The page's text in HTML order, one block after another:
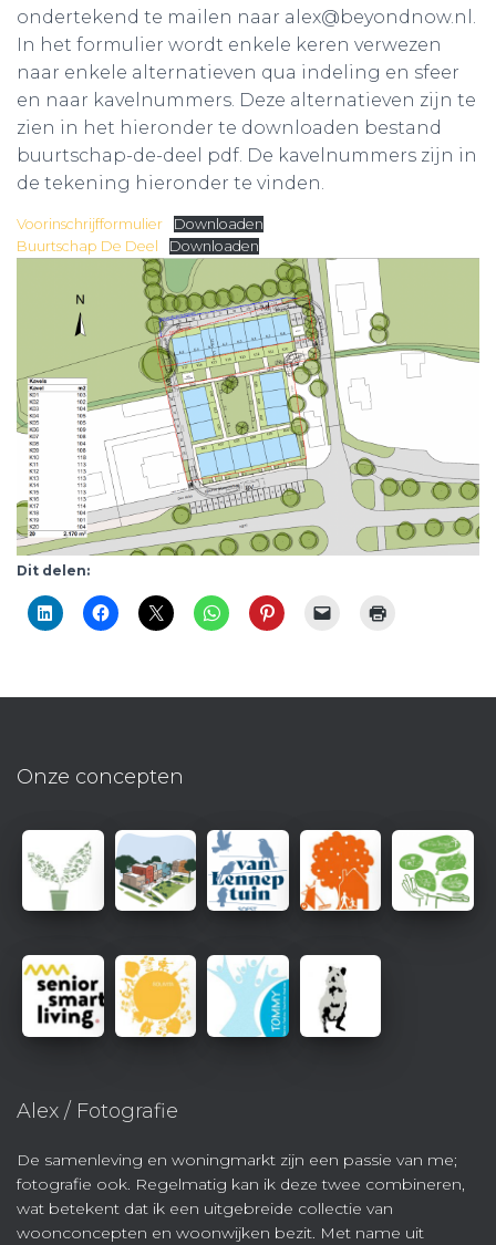
ondertekend te mailen naar alex@beyondnow.nl.
In het formulier wordt enkele keren verwezen
naar enkele alternatieven qua indeling en sfeer
en naar kavelnummers. Deze alternatieven zijn te
zien in het hieronder te downloaden bestand
buurtschap-de-deel pdf. De kavelnummers zijn in
de tekening hieronder te vinden.
Voorinschrijfformulier
Downloaden
Buurtschap De Deel
Downloaden
Dit delen:
Onze concepten
Alex / Fotografie
De samenleving en woningmarkt zijn een passie van me;
fotografie ook. Regelmatig kan ik deze twee combineren,
wat betekent dat ik een uitgebreide collectie van
woonconcepten en woonwijken bezit. Met name uit